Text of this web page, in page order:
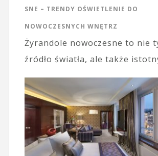
SNE – TRENDY OŚWIETLENIE DO
NOWOCZESNYCH WNĘTRZ
Żyrandole nowoczesne to nie
źródło światła, ale także